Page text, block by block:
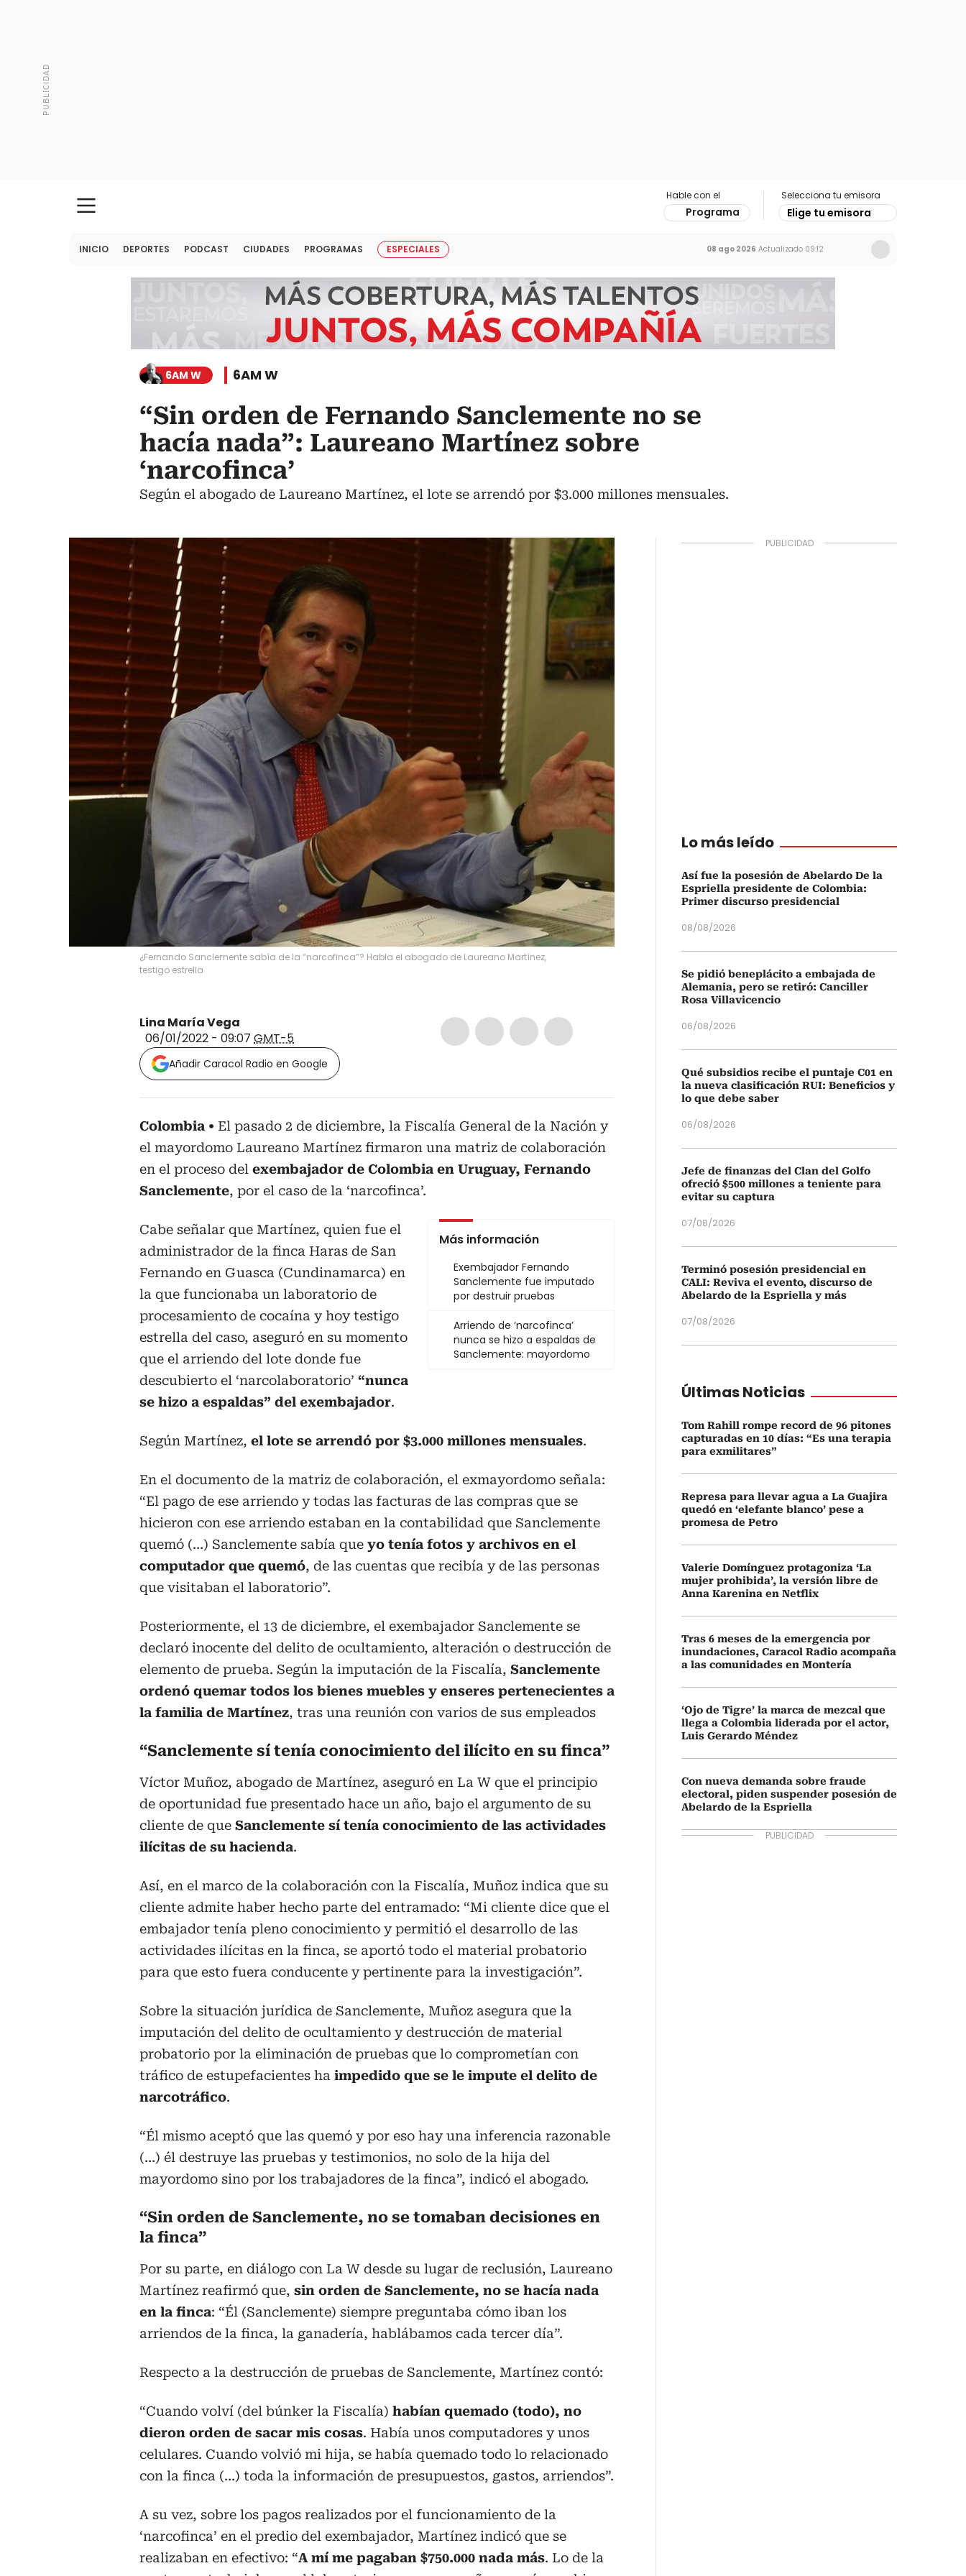
Hable con el
Programa
Selecciona tu emisora
Elige tu emisora
INICIO DEPORTES PODCAST CIUDADES PROGRAMAS ESPECIALES 08 ago 2026 Actualizado 09:12
6AM W 6AM W
“Sin orden de Fernando Sanclemente no se
hacía nada”: Laureano Martínez sobre
‘narcofinca’
Según el abogado de Laureano Martínez, el lote se arrendó por $3.000 millones mensuales.
¿Fernando Sanclemente sabía de la “narcofinca”? Habla el abogado de Laureano Martínez,
testigo estrella
Lina María Vega
06/01/2022 - 09:07 GMT-5
Añadir Caracol Radio en Google
Colombia
El pasado 2 de diciembre, la Fiscalía General de la Nación y
el mayordomo Laureano Martínez firmaron una matriz de colaboración
en el proceso del exembajador de Colombia en Uruguay, Fernando
Sanclemente, por el caso de la ‘narcofinca’.
Más información
Exembajador Fernando
Sanclemente fue imputado
por destruir pruebas
Arriendo de ‘narcofinca’
nunca se hizo a espaldas de
Sanclemente: mayordomo
Cabe señalar que Martínez, quien fue el
administrador de la finca Haras de San
Fernando en Guasca (Cundinamarca) en
la que funcionaba un laboratorio de
procesamiento de cocaína y hoy testigo
estrella del caso, aseguró en su momento
que el arriendo del lote donde fue
descubierto el ‘narcolaboratorio’ “nunca
se hizo a espaldas” del exembajador.
Según Martínez, el lote se arrendó por $3.000 millones mensuales.
En el documento de la matriz de colaboración, el exmayordomo señala:
“El pago de ese arriendo y todas las facturas de las compras que se
hicieron con ese arriendo estaban en la contabilidad que Sanclemente
quemó (…) Sanclemente sabía que yo tenía fotos y archivos en el
computador que quemó, de las cuentas que recibía y de las personas
que visitaban el laboratorio”.
Posteriormente, el 13 de diciembre, el exembajador Sanclemente se
declaró inocente del delito de ocultamiento, alteración o destrucción de
elemento de prueba. Según la imputación de la Fiscalía, Sanclemente
ordenó quemar todos los bienes muebles y enseres pertenecientes a
la familia de Martínez, tras una reunión con varios de sus empleados
“Sanclemente sí tenía conocimiento del ilícito en su finca”
Víctor Muñoz, abogado de Martínez, aseguró en La W que el principio
de oportunidad fue presentado hace un año, bajo el argumento de su
cliente de que Sanclemente sí tenía conocimiento de las actividades
ilícitas de su hacienda.
Así, en el marco de la colaboración con la Fiscalía, Muñoz indica que su
cliente admite haber hecho parte del entramado: “Mi cliente dice que el
embajador tenía pleno conocimiento y permitió el desarrollo de las
actividades ilícitas en la finca, se aportó todo el material probatorio
para que esto fuera conducente y pertinente para la investigación”.
Sobre la situación jurídica de Sanclemente, Muñoz asegura que la
imputación del delito de ocultamiento y destrucción de material
probatorio por la eliminación de pruebas que lo comprometían con
tráfico de estupefacientes ha impedido que se le impute el delito de
narcotráfico.
“Él mismo aceptó que las quemó y por eso hay una inferencia razonable
(…) él destruye las pruebas y testimonios, no solo de la hija del
mayordomo sino por los trabajadores de la finca”, indicó el abogado.
“Sin orden de Sanclemente, no se tomaban decisiones en
la finca”
Por su parte, en diálogo con La W desde su lugar de reclusión, Laureano
Martínez reafirmó que, sin orden de Sanclemente, no se hacía nada
en la finca: “Él (Sanclemente) siempre preguntaba cómo iban los
arriendos de la finca, la ganadería, hablábamos cada tercer día”.
Respecto a la destrucción de pruebas de Sanclemente, Martínez contó:
“Cuando volví (del búnker la Fiscalía) habían quemado (todo), no
dieron orden de sacar mis cosas. Había unos computadores y unos
celulares. Cuando volvió mi hija, se había quemado todo lo relacionado
con la finca (…) toda la información de presupuestos, gastos, arriendos”.
A su vez, sobre los pagos realizados por el funcionamiento de la
‘narcofinca’ en el predio del exembajador, Martínez indicó que se
realizaban en efectivo: “A mí me pagaban $750.000 nada más. Lo de la
Lo más leído
Así fue la posesión de Abelardo De la
Espriella presidente de Colombia:
Primer discurso presidencial
08/08/2026
Se pidió beneplácito a embajada de
Alemania, pero se retiró: Canciller
Rosa Villavicencio
06/08/2026
Qué subsidios recibe el puntaje C01 en
la nueva clasificación RUI: Beneficios y
lo que debe saber
06/08/2026
Jefe de finanzas del Clan del Golfo
ofreció $500 millones a teniente para
evitar su captura
07/08/2026
Terminó posesión presidencial en
CALI: Reviva el evento, discurso de
Abelardo de la Espriella y más
07/08/2026
Últimas Noticias
Tom Rahill rompe record de 96 pitones
capturadas en 10 días: “Es una terapia
para exmilitares”
Represa para llevar agua a La Guajira
quedó en ‘elefante blanco’ pese a
promesa de Petro
Valerie Domínguez protagoniza ‘La
mujer prohibida’, la versión libre de
Anna Karenina en Netflix
Tras 6 meses de la emergencia por
inundaciones, Caracol Radio acompaña
a las comunidades en Montería
‘Ojo de Tigre’ la marca de mezcal que
llega a Colombia liderada por el actor,
Luis Gerardo Méndez
Con nueva demanda sobre fraude
electoral, piden suspender posesión de
Abelardo de la Espriella